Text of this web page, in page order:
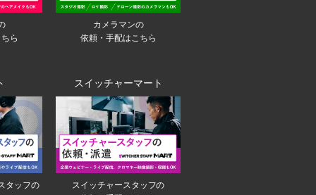
ら
カメラマンの
依頼・手配はこちら
タッフの
スイッチャーマート
スイッチャースタッフの